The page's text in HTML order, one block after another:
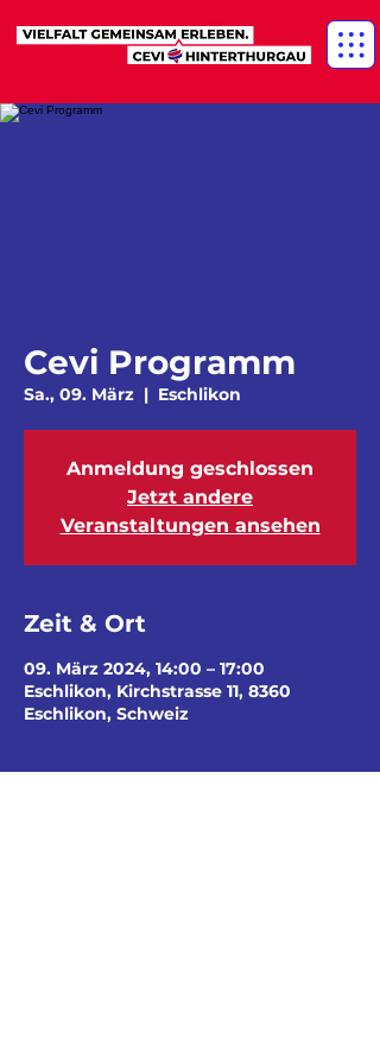
Cevi Programm
Sa., 09. März
  |
Eschlikon
Anmeldung geschlossen
Jetzt andere
Veranstaltungen ansehen
Zeit & Ort
09. März 2024, 14:00 – 17:00
Eschlikon, Kirchstrasse 11, 8360
Eschlikon, Schweiz